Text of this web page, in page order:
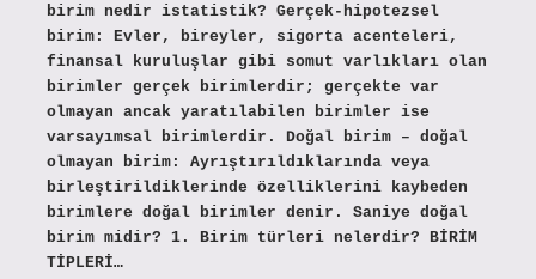
birim nedir istatistik? Gerçek-hipotezsel
birim: Evler, bireyler, sigorta acenteleri,
finansal kuruluşlar gibi somut varlıkları olan
birimler gerçek birimlerdir; gerçekte var
olmayan ancak yaratılabilen birimler ise
varsayımsal birimlerdir. Doğal birim – doğal
olmayan birim: Ayrıştırıldıklarında veya
birleştirildiklerinde özelliklerini kaybeden
birimlere doğal birimler denir. Saniye doğal
birim midir? 1. Birim türleri nelerdir? BİRİM
TİPLERİ…